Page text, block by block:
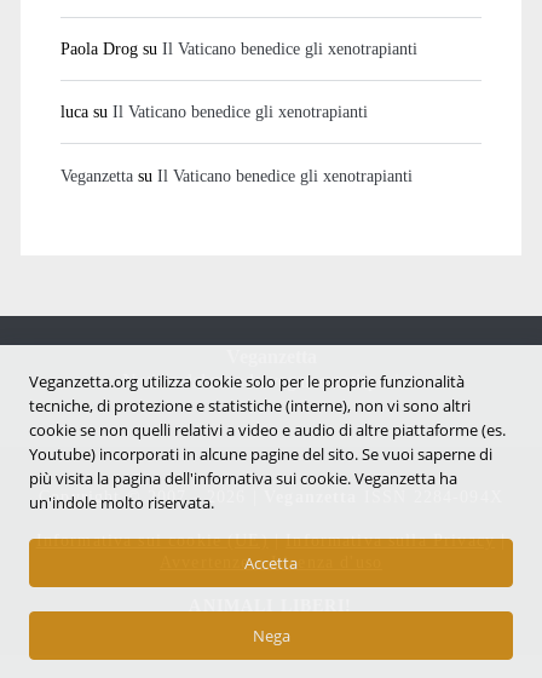
Paola Drogsu Il Vaticano benedice gli xenotrapianti
lucasu Il Vaticano benedice gli xenotrapianti
Veganzettasu Il Vaticano benedice gli xenotrapianti
Notizie dal mondo vegan e antispecista
Copyright © 2007 - 2026 |
Informativa sui cookie (UE)|Informativa sulla Privacy|
Avvertenze e Licenza d'uso
Veganzetta.org utilizza cookie solo per le proprie funzionalità
tecniche, di protezione e statistiche (interne), non vi sono altri
cookie se non quelli relativi a video e audio di altre piattaforme (es.
Youtube) incorporati in alcune pagine del sito. Se vuoi saperne di
più visita la pagina dell'infornativa sui cookie. Veganzetta ha
un'indole molto riservata.
Accetta
Nega